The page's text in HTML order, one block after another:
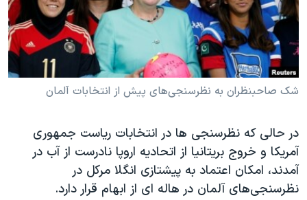
فرهنگ و زندگی
حقوق شهروندی
اقتصادی
علم و فناوری
گالری عکس
آرشیو پخش زنده
مستندها
انتخابات ریاست جمهوری آمریکا ۲۰۲۴
حمله جمهوری اسلامی به اسرائیل
رمز مهسا
اعتراضات زن، زندگی، آزادی
مجموعه مستندهای دادخواهی
تریبونال مردمی آبان ۹۸
دنبال کنید
شک صاحبنظران به نظرسنجی‌های پیش از انتخابات آلمان
در حالی که نظرسنجی ها در انتخابات ریاست جمهوری
آمریکا و خروج بریتانیا از اتحادیه اروپا نادرست از آب در
آمدند، امکان اعتماد به پیشتازی انگلا مرکل در
نظرسنجی‌های آلمان در هاله ای از ابهام قرار دارد.